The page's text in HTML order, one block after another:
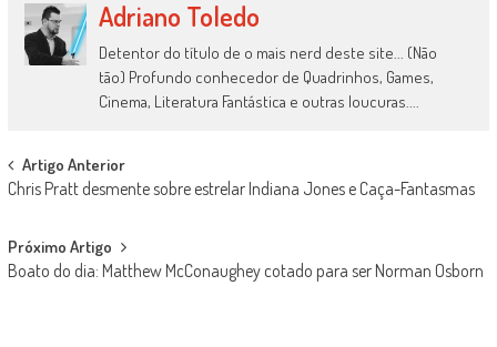
Adriano Toledo
Detentor do título de o mais nerd deste site... (Não
tão) Profundo conhecedor de Quadrinhos, Games,
Cinema, Literatura Fantástica e outras loucuras....
Post
navigation
Artigo Anterior
Chris Pratt desmente sobre estrelar Indiana Jones e Caça-Fantasmas
Próximo Artigo
Boato do dia: Matthew McConaughey cotado para ser Norman Osborn